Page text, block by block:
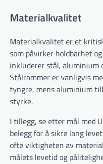
Materialkvalitet
Materialkvalitet er et
som påvirker holdbarhet
inkluderer stål,
Stålrammer er vanligvis
tyngre, mens aluminium
styrke.
I tillegg, se etter mål med
belegg for å sikre lang
ofte viktigheten av
målets levetid og